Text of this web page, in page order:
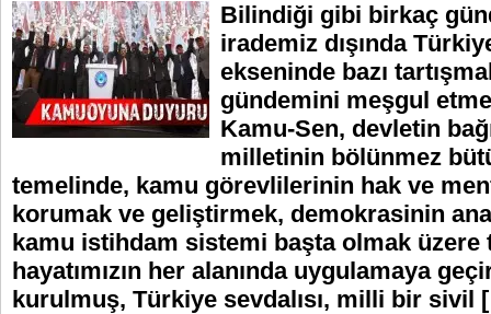
Bilindiği gibi birkaç
irademiz dışında
ekseninde bazı
gündemini meşgul
Kamu-Sen, devletin
milletinin bölünmez
temelinde, kamu görevlilerinin hak ve
korumak ve geliştirmek, demokrasinin
kamu istihdam sistemi başta olmak üzere
hayatımızın her alanında uygulamaya
kurulmuş, Türkiye sevdalısı, milli bir sivil